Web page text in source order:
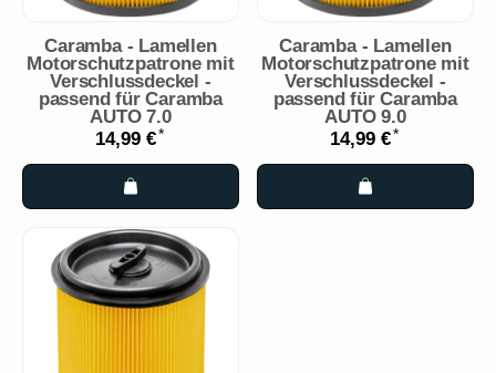
Caramba - Lamellen
Motorschutzpatrone mit
Verschlussdeckel -
passend für Caramba
AUTO 7.0
14,99 €*
Caramba - Lamellen
Motorschutzpatrone mit
Verschlussdeckel -
passend für Caramba
AUTO 9.0
14,99 €*